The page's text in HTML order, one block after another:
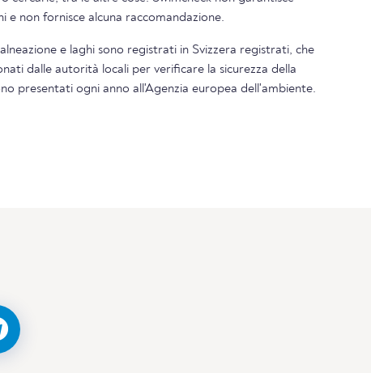
e non fornisce alcuna raccomandazione.
e laghi sono registrati in Svizzera registrati, che
dalle autorità locali per verificare la sicurezza della
presentati ogni anno all'Agenzia europea dell'ambiente.